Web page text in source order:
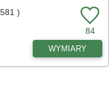
)
84
WYMIARY